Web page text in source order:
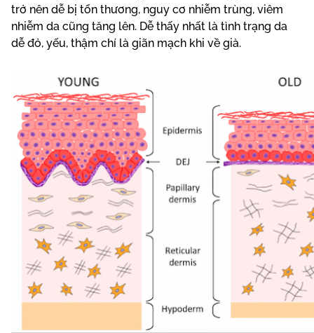
trở nên dễ bị tổn thương, nguy cơ nhiễm trùng, viêm
nhiễm da cũng tăng lên. Dễ thấy nhất là tình trạng da
dễ đỏ, yếu, thậm chí là giãn mạch khi về già.
CHĂM SÓC DA HƯỚNG ĐẾN MÀNG ĐÁY DEJ